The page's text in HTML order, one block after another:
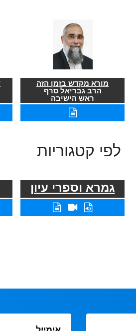
מורא מקדש בזמן הזה
הרב גבריאל סרף
ראש הישיבה
לפי קטגוריות
גמרא וספרי עיון